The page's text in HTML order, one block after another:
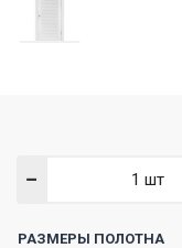
−
РАЗМЕРЫ ПОЛОТНА